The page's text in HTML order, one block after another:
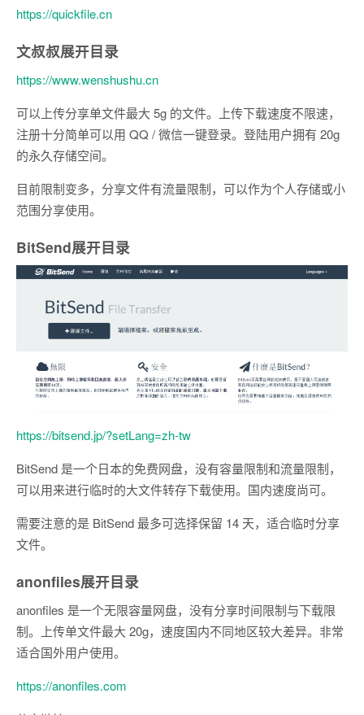
https://quickfile.cn
文叔叔展开目录
https://www.wenshushu.cn
可以上传分享单文件最大 5g 的文件。上传下载速度不限速，
注册十分简单可以用 QQ / 微信一键登录。登陆用户拥有 20g
的永久存储空间。
目前限制变多，分享文件有流量限制，可以作为个人存储或小
范围分享使用。
BitSend展开目录
https://bitsend.jp/?setLang=zh-tw
BitSend 是一个日本的免费网盘，没有容量限制和流量限制，
可以用来进行临时的大文件转存下载使用。国内速度尚可。
需要注意的是 BitSend 最多可选择保留 14 天，适合临时分享
文件。
anonfiles展开目录
anonfiles 是一个无限容量网盘，没有分享时间限制与下载限
制。上传单文件最大 20g，速度国内不同地区较大差异。非常
适合国外用户使用。
https://anonfiles.com